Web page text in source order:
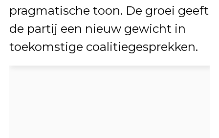
pragmatische toon. De groei geeft
de partij een nieuw gewicht in
toekomstige coalitiegesprekken.